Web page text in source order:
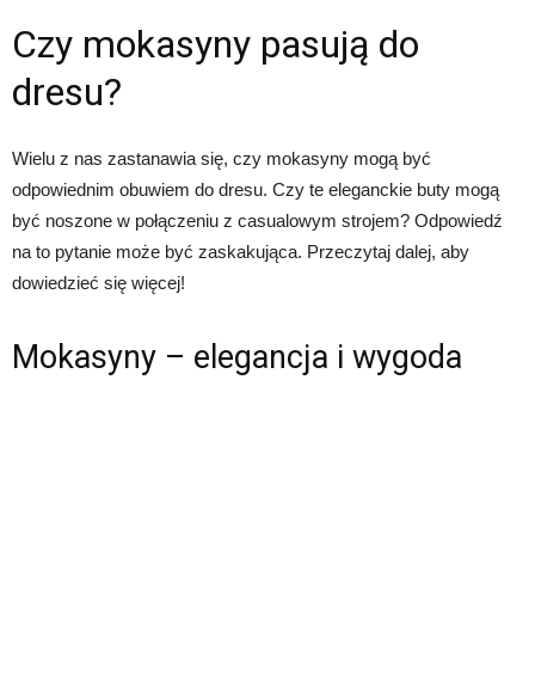
Czy mokasyny pasują do
dresu?
Wielu z nas zastanawia się, czy mokasyny mogą być
odpowiednim obuwiem do dresu. Czy te eleganckie buty mogą
być noszone w połączeniu z casualowym strojem? Odpowiedź
na to pytanie może być zaskakująca. Przeczytaj dalej, aby
dowiedzieć się więcej!
Mokasyny – elegancja i wygoda